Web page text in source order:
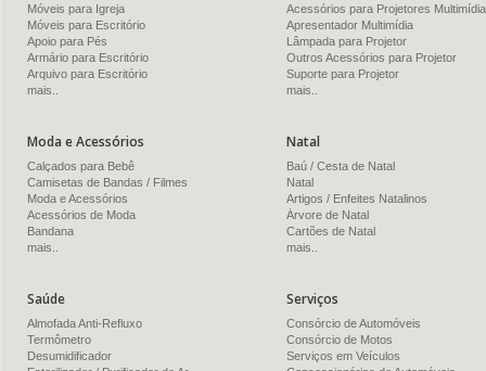
Móveis para Igreja
Móveis para Escritório
Apoio para Pés
Armário para Escritório
Arquivo para Escritório
mais..
Acessórios para Projetores Multimídia
Apresentador Multimídia
Lâmpada para Projetor
Outros Acessórios para Projetor
Suporte para Projetor
mais..
Moda e Acessórios
Calçados para Bebê
Camisetas de Bandas / Filmes
Moda e Acessórios
Acessórios de Moda
Bandana
mais..
Natal
Baú / Cesta de Natal
Natal
Artigos / Enfeites Natalinos
Árvore de Natal
Cartões de Natal
mais..
Saúde
Almofada Anti-Refluxo
Termômetro
Desumidificador
Serviços
Consórcio de Automóveis
Consórcio de Motos
Serviços em Veículos